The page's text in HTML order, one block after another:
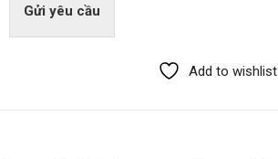
Gửi yêu cầu
Add to wishlist